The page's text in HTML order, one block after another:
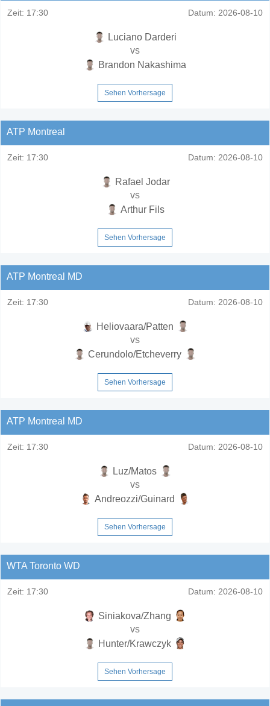
Zeit: 17:30 Datum: 2026-08-10
Luciano Darderi
vs
Brandon Nakashima
Sehen Vorhersage
ATP Montreal
Zeit: 17:30 Datum: 2026-08-10
Rafael Jodar
vs
Arthur Fils
Sehen Vorhersage
ATP Montreal MD
Zeit: 17:30 Datum: 2026-08-10
Heliovaara/Patten
vs
Cerundolo/Etcheverry
Sehen Vorhersage
ATP Montreal MD
Zeit: 17:30 Datum: 2026-08-10
Luz/Matos
vs
Andreozzi/Guinard
Sehen Vorhersage
WTA Toronto WD
Zeit: 17:30 Datum: 2026-08-10
Siniakova/Zhang
vs
Hunter/Krawczyk
Sehen Vorhersage